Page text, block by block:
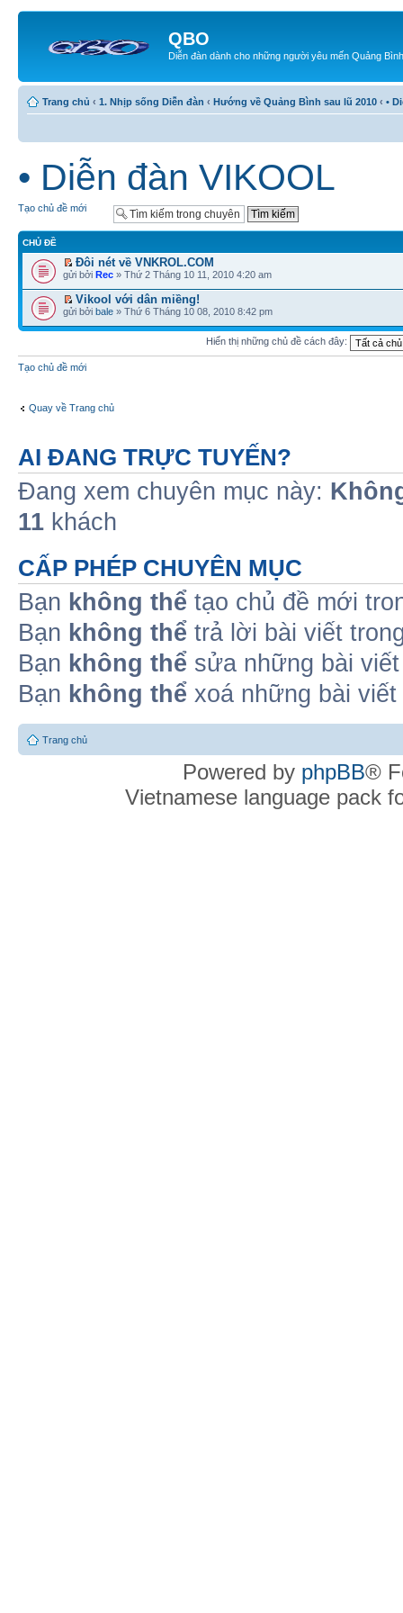
QBO
Diễn đàn dành cho những người yêu mến Quảng Bình
Trang chủ ‹ 1. Nhịp sống Diễn đàn ‹ Hướng về Quảng Bình sau lũ 2010 ‹ •
• Diễn đàn VIKOOL
Tạo chủ đề mới
CHỦ ĐỀ
Đôi nét về VNKROL.COM
gửi bởi Rec » Thứ 2 Tháng 10 11, 2010 4:20 am
Vikool với dân miềng!
gửi bởi bale » Thứ 6 Tháng 10 08, 2010 8:42 pm
Hiển thị những chủ đề cách đây:
Tạo chủ đề mới
Quay về Trang chủ
AI ĐANG TRỰC TUYẾN?
Đang xem chuyên mục này:
11 khách
CẤP PHÉP CHUYÊN MỤC
Bạn không thể tạo chủ đề mới
Bạn không thể trả lời bài viết
Bạn không thể sửa những bài
Bạn không thể xoá những bài
Trang chủ
Powered by phpBB®
Vietnamese language pack